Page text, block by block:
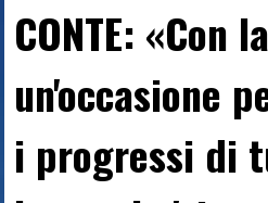
CONTE: «Con
un'occasione
i progressi di